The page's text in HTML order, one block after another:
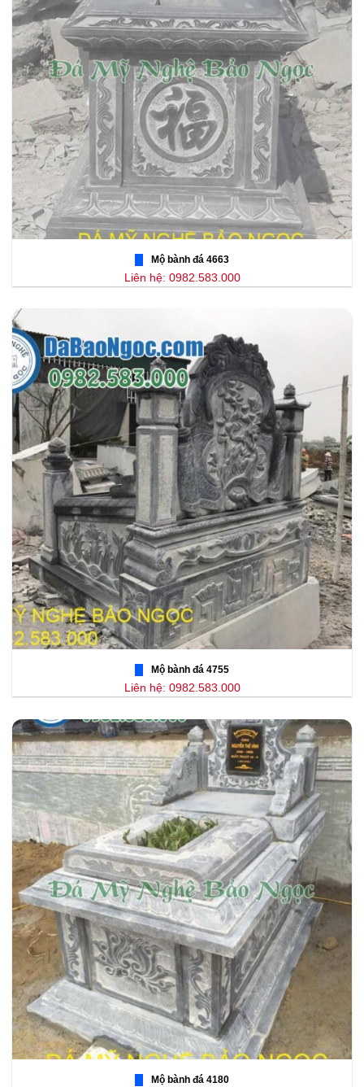
Mộ bành đá 4663
Liên hệ: 0982.583.000
Mộ bành đá 4755
Liên hệ: 0982.583.000
Mộ bành đá 4180